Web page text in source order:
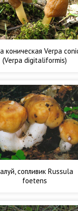
коническая Verpa
(Verpa digitaliformis)
сопливик Russula
foetens